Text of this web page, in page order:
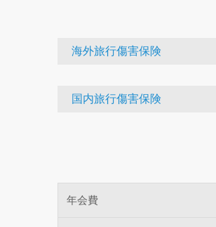
海外旅行傷害保険
国内旅行傷害保険
年会費